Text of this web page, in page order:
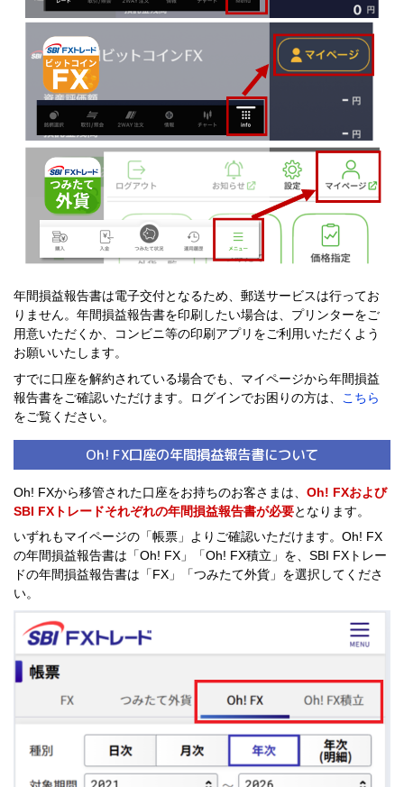
年間損益報告書は電子交付となるため、郵送サービスは行ってお
りません。年間損益報告書を印刷したい場合は、プリンターをご
用意いただくか、コンビニ等の印刷アプリをご利用いただくよう
お願いいたします。
すでに口座を解約されている場合でも、マイページから年間損益
報告書をご確認いただけます。ログインでお困りの方は、
こちら
をご覧ください。
Oh! FX口座の年間損益報告書について
Oh! FXから移管された口座をお持ちのお客さまは、 Oh! FXおよび
SBI FXトレードそれぞれの年間損益報告書が必要となります。
いずれもマイページの「帳票」よりご確認いただけます。Oh! FX
の年間損益報告書は「Oh! FX」「Oh! FX積立」を、SBI FXトレー
ドの年間損益報告書は「FX」「つみたて外貨」を選択してくださ
い。